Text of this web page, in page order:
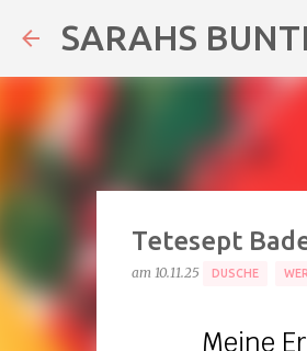
SARAHS
Tetesept
am 10.11.25 DUSCHE
Meine